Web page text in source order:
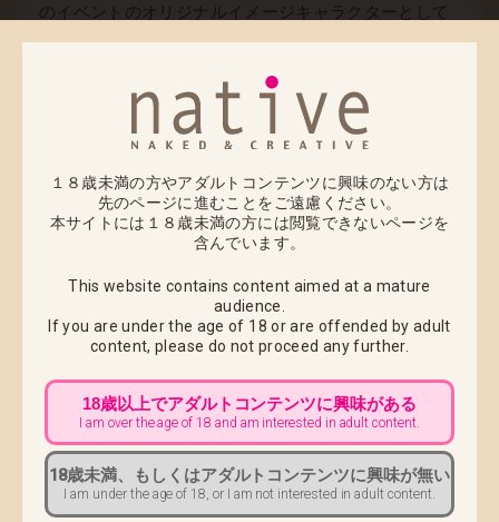
のイベントのオリジナルイメージキャラクターとして
ーザーの支持を得ました。
津路参太氏独特のやわらかいタッチで描かれる「すー
ぱーそに子」は、日常に溶け込んだシチュエーショ
ン、あどけない表情、癒しに満ち溢れた笑顔、もちろ
ん抜群なプロポーション。
いつも側にいてほしいと感じる親近感のわく、普通の
津路参太氏は昨年発売され大ヒットのPCゲーム人生リ
ベンジADV「スマガ」のキャラクター原画を担当し、
シャル」もキャラクター原画を担当されます。現在も
っとも旬な、イラストレーターです!!!
そこでネイティブとしまして、今後シリーズとして展
開していきます、ネイティブグッズシリーズの第一弾
としまして、高画質プリントを可能にした、高品質素
材マイクロファイバー製ビックタオルをニトロスーパ
１８歳未満の方やアダルトコンテンツに興味のない方は
先のページに進むことをご遠慮ください。
本サイトには１８歳未満の方には閲覧できないページを
含んでいます。
This website contains content aimed at a mature
audience.
If you are under the age of 18 or are offended by adult
content,please do not proceed any further.
18歳以上でアダルトコンテンツに興味がある
I am over the age of 18 and am interested in adult content.
18歳未満、もしくはアダルトコンテンツに興味が無い
I am under the age of 18, or I am not interested in adult content.